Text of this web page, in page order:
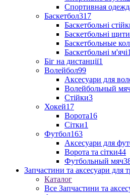
Спортивная
Баскетбол317
Баскетбольні
Баскетбольні щити
Баскетбольные
Баскетбольні м'ячі
Біг на дистанції1
Волейбол99
Аксесуари для
Волейбольный
Стійки3
Хокей17
Ворота16
Сітки1
Футбол163
Аксесуари для
Ворота та сітки44
Футбольный мяч
Запчастини та аксесуари для
Каталог
Все Запчастини та